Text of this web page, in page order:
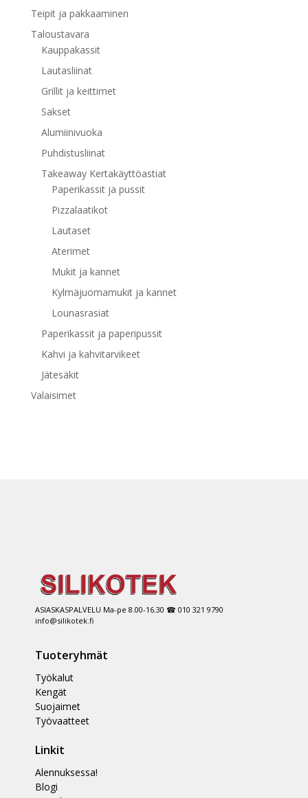
Teipit ja pakkaaminen
Taloustavara
Kauppakassit
Lautasliinat
Grillit ja keittimet
Sakset
Alumiinivuoka
Puhdistusliinat
Takeaway Kertakäyttöastiat
Paperikassit ja pussit
Pizzalaatikot
Lautaset
Aterimet
Mukit ja kannet
Kylmäjuomamukit ja kannet
Lounasrasiat
Paperikassit ja paperipussit
Kahvi ja kahvitarvikeet
Jätesäkit
Valaisimet
ASIASKASPALVELU Ma-pe 8.00-16.30 ☎ 010 321 9790
info@silikotek.fi
Tuoteryhmät
Työkalut
Kengät
Suojaimet
Työvaatteet
Linkit
Alennuksessa!
Blogi